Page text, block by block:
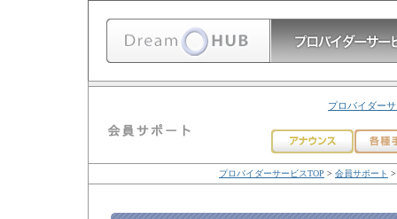
プロバイダー
プロバイダーサービスTOP > 会員サポート